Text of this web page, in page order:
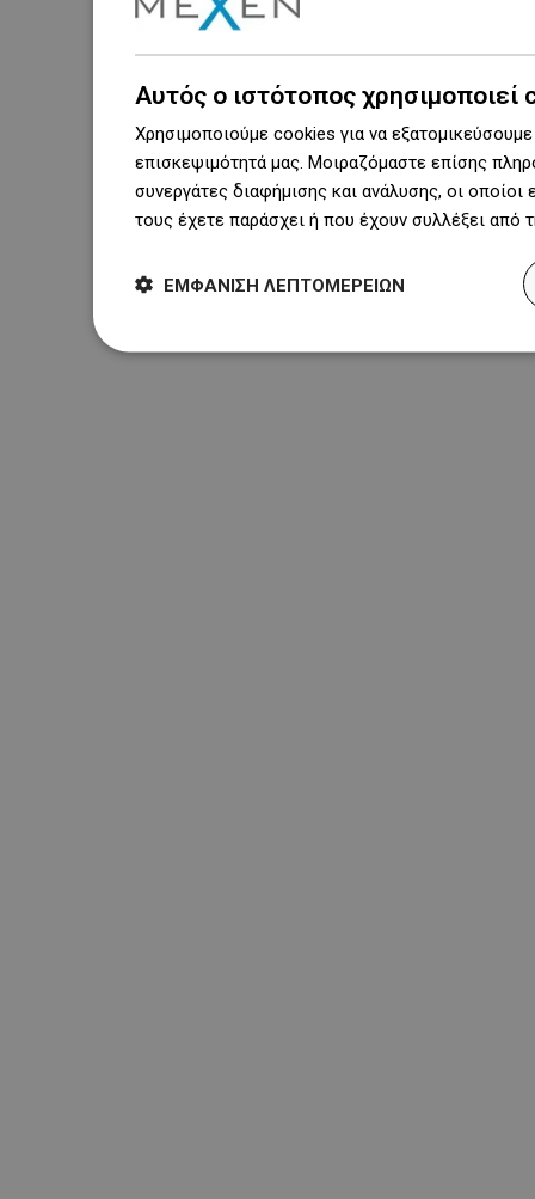
Αυτός ο ιστότοπος χρησιμοποιεί
Χρησιμοποιούμε cookies για να
επισκεψιμότητά μας. Μοιραζόμαστε επίσης
συνεργάτες διαφήμισης και ανάλυσης, οι
τους έχετε παράσχει ή που έχουν συλλέξει
ΕΜΦΆΝΙΣΗ ΛΕΠΤΟΜΕΡΕΙΏΝ